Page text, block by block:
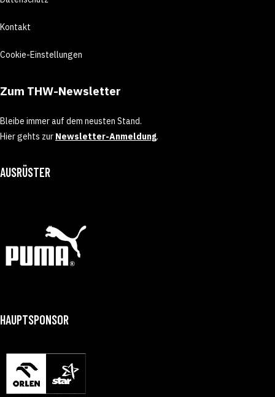
Kontakt
Cookie-Einstellungen
Zum THW-Newsletter
Bleibe immer auf dem neusten Stand.
Hier gehts zur Newsletter-Anmeldung.
AUSRÜSTER
HAUPTSPONSOR